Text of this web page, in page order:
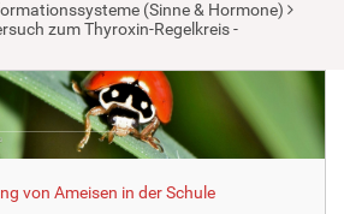
(Sinne & Hormone)
zum Thyroxin-Regelkreis -
von Ameisen in der Schule